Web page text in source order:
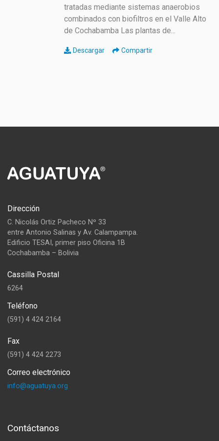
tratadas mediante sistemas anaerobios
combinados con biofiltros en el Valle Alto
de Cochabamba Las plantas de...
Descargar Compartir
Dirección
C. Nicolás Ortiz Pacheco Nº 33
entre Antonio Salinas y Av. Calampampa.
Edificio TESAI, primer piso Oficina 1B
Cochabamba – Bolivia
Cassilla Postal
6264
Teléfono
(591) 4 424 2164
Fax
(591) 4 424 2273
Correo electrónico
info@aguatuya.org
Contáctanos